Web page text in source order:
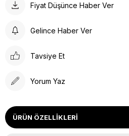
Fiyat Düşünce Haber Ver
Gelince Haber Ver
Tavsiye Et
Yorum Yaz
ÜRÜN ÖZELLIKLERI